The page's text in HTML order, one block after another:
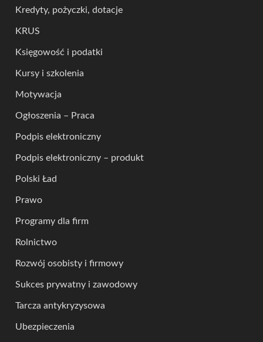
Kredyty, pożyczki, dotacje
KRUS
Księgowość i podatki
Kursy i szkolenia
Motywacja
Ogłoszenia – Praca
Podpis elektroniczny
Podpis elektroniczny – produkt
Polski Ład
Prawo
Programy dla firm
Rolnictwo
Rozwój osobisty i firmowy
Sukces prywatny i zawodowy
Tarcza antykryzysowa
Ubezpieczenia